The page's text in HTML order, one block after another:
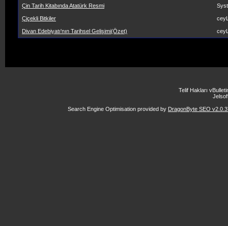
Çin Tarih Kitabında Atatürk Resmi
Çiçekli Bitkiler
Divan Edebiyatı'nın Tarihsel Gelişimi(Özet)
Telif Hakları
Search Engine Optimisation provided by DragonByte SEO